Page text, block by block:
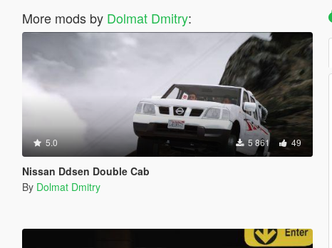
More mods by Dolmat Dmitry:
5.0 5 861 49
Nissan Ddsen Double Cab
By Dolmat Dmitry